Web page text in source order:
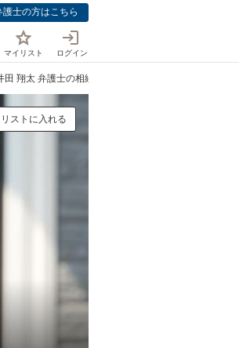
護士の方はこちら
マイリスト ログイン
田 翔太 弁護士の相続・遺言の料金表
ストに入れる